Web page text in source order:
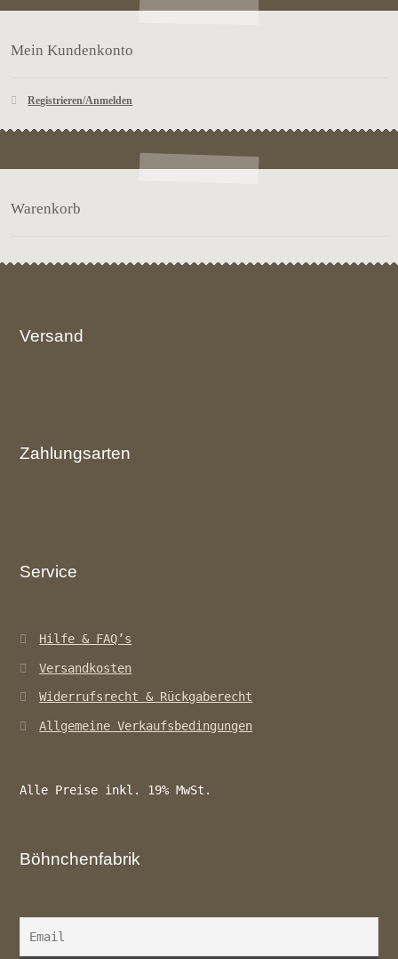
Mein Kundenkonto
Registrieren/Anmelden
Warenkorb
Versand
Zahlungsarten
Service
Hilfe & FAQ’s
Versandkosten
Widerrufsrecht & Rückgaberecht
Allgemeine Verkaufsbedingungen
Alle Preise inkl. 19% MwSt.
Böhnchenfabrik